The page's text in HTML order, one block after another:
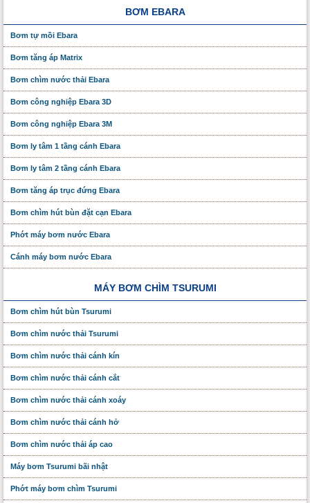
BƠM EBARA
Bơm tự mồi Ebara
Bơm tăng áp Matrix
Bơm chìm nước thải Ebara
Bơm công nghiệp Ebara 3D
Bơm công nghiệp Ebara 3M
Bơm ly tâm 1 tầng cánh Ebara
Bơm ly tâm 2 tầng cánh Ebara
Bơm tăng áp trục đứng Ebara
Bơm chìm hút bùn đặt cạn Ebara
Phớt máy bơm nước Ebara
Cánh máy bơm nước Ebara
MÁY BƠM CHÌM TSURUMI
Bơm chìm hút bùn Tsurumi
Bơm chìm nước thải Tsurumi
Bơm chìm nước thải cánh kín
Bơm chìm nước thải cánh cắt
Bơm chìm nước thải cánh xoáy
Bơm chìm nước thải cánh hở
Bơm chìm nước thải áp cao
Máy bơm Tsurumi bãi nhật
Phớt máy bơm chìm Tsurumi